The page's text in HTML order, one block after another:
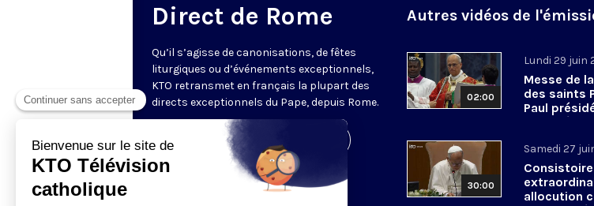
Direct de Rome
Qu’il s’agisse de canonisations, de fêtes
liturgiques ou d’événements exceptionnels,
KTO retransmet en français la plupart des
directs exceptionnels du Pape, depuis Rome.
Visiter la page de l'émission
Autres vidéos de
02:00
Lundi 29 juin
Messe de
des saints
Paul
pape Léon
30:00
Samedi 27
Consistoire
allocution